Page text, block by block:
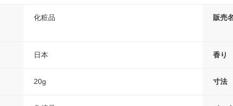
化粧品 販売
日本 香り
20g 寸法